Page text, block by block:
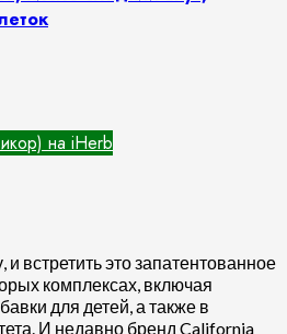
на iHerb
и встретить это запатентованное
комплексах, включая
для детей, а также в
И недавно бренд California